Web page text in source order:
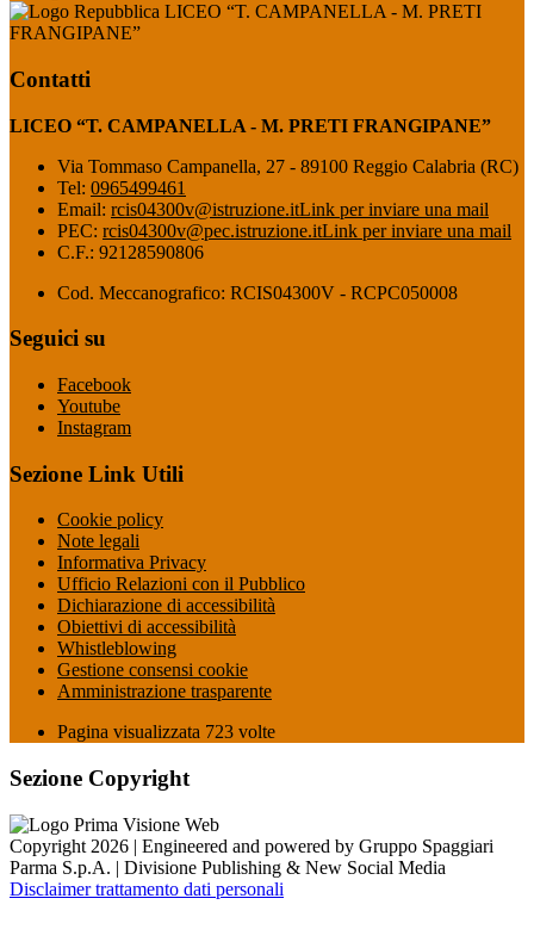
LICEO “T. CAMPANELLA - M. PRETI
FRANGIPANE”
Contatti
LICEO “T. CAMPANELLA - M. PRETI FRANGIPANE”
Via Tommaso Campanella, 27 - 89100 Reggio Calabria (RC)
Tel: 0965499461
Email: rcis04300v@istruzione.itLink per inviare una mail
PEC: rcis04300v@pec.istruzione.itLink per inviare una mail
C.F.: 92128590806
Cod. Meccanografico: RCIS04300V - RCPC050008
Seguici su
Facebook
Youtube
Instagram
Sezione Link Utili
Cookie policy
Note legali
Informativa Privacy
Ufficio Relazioni con il Pubblico
Dichiarazione di accessibilità
Obiettivi di accessibilità
Whistleblowing
Gestione consensi cookie
Amministrazione trasparente
Pagina visualizzata 723 volte
Sezione Copyright
Copyright 2026 | Engineered and powered by Gruppo Spaggiari
Parma S.p.A. | Divisione Publishing & New Social Media
Disclaimer trattamento dati personali